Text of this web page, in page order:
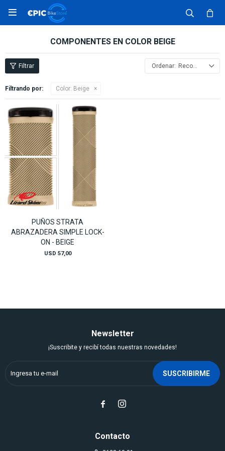

COMPONENTES EN COLOR BEIGE
Recomendados
Filtrando por: Color: Beige
PUÑOS STRATA
ABRAZADERA SIMPLE LOCK-
ON - BEIGE
USD 57,00
Contacto
Newsletter
¡Suscribite y recibí todas nuestras novedades!
SUSCRIBIRME
 